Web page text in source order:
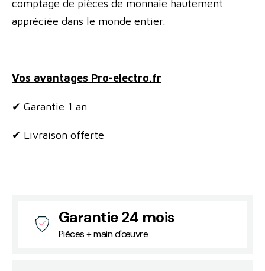
comptage de pièces de monnaie hautement
appréciée dans le monde entier.
Vos avantages Pro-electro.fr
✔ Garantie 1 an
✔ Livraison offerte
Garantie 24 mois
Pièces + main d'œuvre